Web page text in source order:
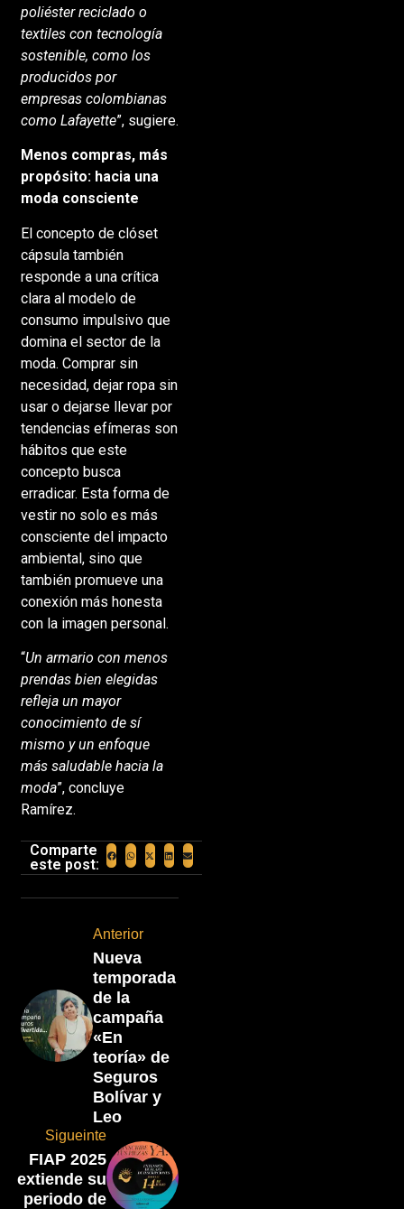
poliéster reciclado o
textiles con tecnología
sostenible, como los
producidos por
empresas colombianas
como Lafayette”, sugiere.
Menos compras, más
propósito: hacia una
moda consciente
El concepto de clóset
cápsula también
responde a una crítica
clara al modelo de
consumo impulsivo que
domina el sector de la
moda. Comprar sin
necesidad, dejar ropa sin
usar o dejarse llevar por
tendencias efímeras son
hábitos que este
concepto busca
erradicar. Esta forma de
vestir no solo es más
consciente del impacto
ambiental, sino que
también promueve una
conexión más honesta
con la imagen personal.
“Un armario con menos
prendas bien elegidas
refleja un mayor
conocimiento de sí
mismo y un enfoque
más saludable hacia la
moda”, concluye
Ramírez.
Comparte
este post:
Anterior
Nueva
temporada
de la
campaña
«En
teoría» de
Seguros
Bolívar y
Leo
Sigueinte
FIAP 2025
extiende su
periodo de